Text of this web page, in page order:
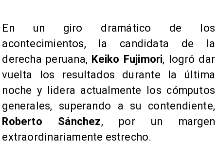
En un giro dramático de los
acontecimientos, la candidata de la
derecha peruana, Keiko Fujimori, logró dar
vuelta los resultados durante la última
noche y lidera actualmente los cómputos
generales, superando a su contendiente,
Roberto Sánchez, por un margen
extraordinariamente estrecho.